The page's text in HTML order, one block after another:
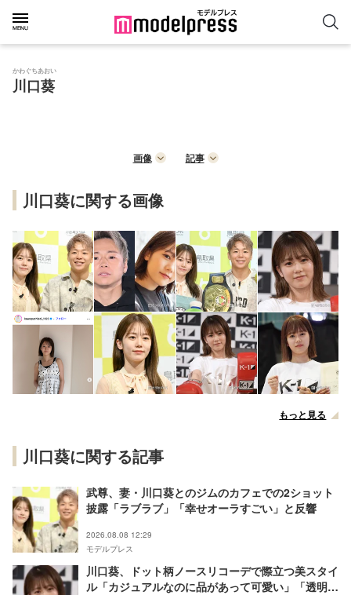
かわぐちあおい
川口葵
画像 記事
川口葵に関する画像
もっと見る
川口葵に関する記事
武尊、妻・川口葵とのジムのカフェでの2ショット
披露「ラブラブ」「幸せオーラすごい」と反響
2026.08.08 12:29
モデルプレス
川口葵、ドット柄ノースリコーデで際立つ美スタイ
ル「カジュアルなのに品があって可愛い」「透明感